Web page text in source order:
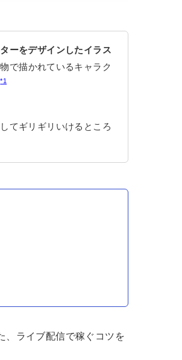
ーをデザインしたイラス
で描かれているキャラク
*1
てギリギリいけるところ
、ライブ配信で稼ぐコツを